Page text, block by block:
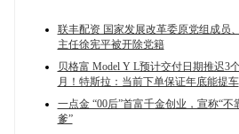
联丰配资 国家发展改革委原党组成员
主任徐宪平被开除党籍
贝格富 Model Y L预计交付日期推迟3
月！特斯拉：当前下单保证年底能提车
一点金 “00后”首富千金创业，宣称“不
爹”